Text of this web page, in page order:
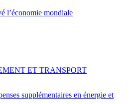
l’économie mondiale
supplémentaires en énergie et
ET TRANSPORT